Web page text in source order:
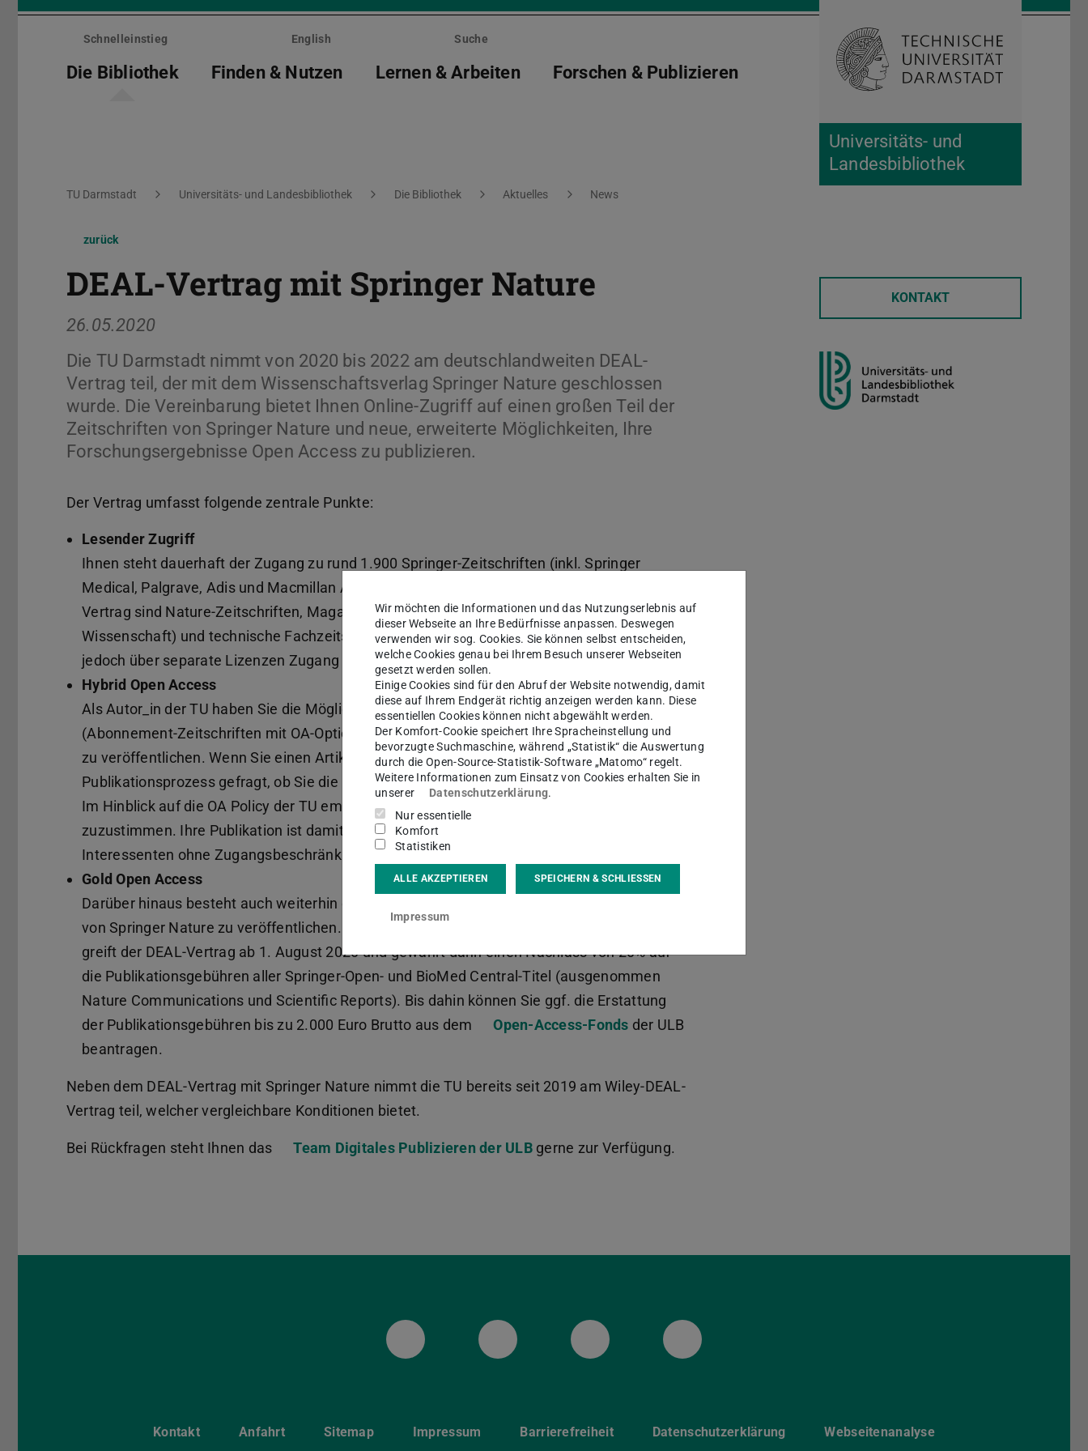
Menü
überspringen
Universitäts- und
Landesbibliothek
Schnelleinstieg English Suche
Die Bibliothek Finden & Nutzen Lernen & Arbeiten Forschen & Publizieren Suche öffnen
Sie befinden sich hier:
TU Darmstadt Universitäts- und Landesbibliothek Die Bibliothek Aktuelles News
zurück
DEAL-Vertrag mit Springer Nature
26.05.2020
Die TU Darmstadt nimmt von 2020 bis 2022 am deutschlandweiten DEAL-
Vertrag teil, der mit dem Wissenschaftsverlag Springer Nature geschlossen
wurde. Die Vereinbarung bietet Ihnen Online-Zugriff auf einen großen Teil der
Zeitschriften von Springer Nature und neue, erweiterte Möglichkeiten, Ihre
Forschungsergebnisse Open Access zu publizieren.
Der Vertrag umfasst folgende zentrale Punkte:
Lesender Zugriff
Ihnen steht dauerhaft der Zugang zu rund 1.900 Springer-Zeitschriften (inkl. Springer
Medical, Palgrave, Adis und Macmillan Academic) zur Verfügung. Nicht enthalten im DEAL-
Vertrag sind Nature-Zeitschriften, Magazine (z.B. Scientific American, Spektrum der
Wissenschaft) und technische Fachzeitschriften (z.B. ATZ, MTZ). Die ULB bietet Ihnen
jedoch über separate Lizenzen Zugang zu verschiedenen Nature-Zeitschriften.
Hybrid Open Access
Als Autor_in der TU haben Sie die Möglichkeit, Ihre Artikel in Hybridzeitschriften
(Abonnement-Zeitschriften mit OA-Option) des Verlags ohne weitere Kosten Open Access
zu veröffentlichen. Wenn Sie einen Artikel bei Springer Nature einreichen, werden Sie im
Publikationsprozess gefragt, ob Sie die Publikation Open Access veröffentlichen möchten.
Im Hinblick auf die OA Policy der TU empfehlen wir nachdrücklich, dieser Option
zuzustimmen. Ihre Publikation ist damit weltweit frei zugänglich und kann von
Interessenten ohne Zugangsbeschränkungen rezipiert werden.
Gold Open Access
Darüber hinaus besteht auch weiterhin die Möglichkeit, in reinen Open-Access-Zeitschriften
von Springer Nature zu veröffentlichen. Für diese sog. Gold-Open-Access-Zeitschriften
greift der DEAL-Vertrag ab 1. August 2020 und gewährt dann einen Nachlass von 20% auf
die Publikationsgebühren aller Springer-Open- und BioMed Central-Titel (ausgenommen
Nature Communications und Scientific Reports). Bis dahin können Sie ggf. die Erstattung
der Publikationsgebühren bis zu 2.000 Euro Brutto aus dem
Open-Access-Fonds der ULB
beantragen.
Neben dem DEAL-Vertrag mit Springer Nature nimmt die TU bereits seit 2019 am Wiley-DEAL-
Vertrag teil, welcher vergleichbare Konditionen bietet.
Bei Rückfragen steht Ihnen das Team Digitales Publizieren der ULBgerne zur Verfügung.
KONTAKT
ULB BlueskyULB FacebookULB InstagramULB Threads
Kontakt Anfahrt Sitemap Impressum Barrierefreiheit Datenschutzerklärung Webseitenanalyse
Wir möchten die Informationen und das Nutzungserlebnis auf
dieser Webseite an Ihre Bedürfnisse anpassen. Deswegen
verwenden wir sog. Cookies. Sie können selbst entscheiden,
welche Cookies genau bei Ihrem Besuch unserer Webseiten
gesetzt werden sollen.
Einige Cookies sind für den Abruf der Website notwendig, damit
diese auf Ihrem Endgerät richtig anzeigen werden kann. Diese
essentiellen Cookies können nicht abgewählt werden.
Der Komfort-Cookie speichert Ihre Spracheinstellung und
bevorzugte Suchmaschine, während „Statistik“ die Auswertung
durch die Open-Source-Statistik-Software „Matomo“ regelt.
Weitere Informationen zum Einsatz von Cookies erhalten Sie in
unserer
Datenschutzerklärung.
Nur essentielle
Komfort
Statistiken
ALLE AKZEPTIEREN SPEICHERN & SCHLIESSEN
Impressum